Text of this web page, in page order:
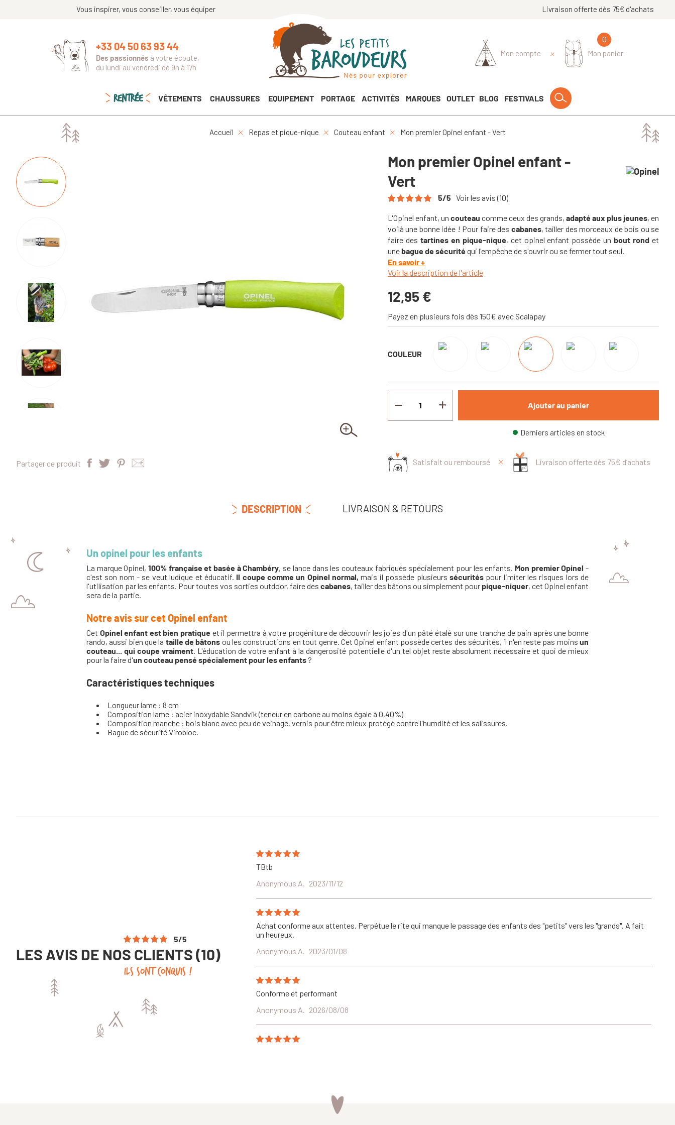
Vous inspirer, vous conseiller, vous équiper Livraison offerte dès 75€ d'achats
+33 04 50 63 93 44
Des passionnés à votre écoute,
du lundi au vendredi de 9h à 17h
Mon compte Mon panier
0
RENTRÉE VÊTEMENTS CHAUSSURES EQUIPEMENT PORTAGE ACTIVITÉS MARQUES OUTLET BLOG FESTIVALS
Accueil Repas et pique-nique Couteau enfant Mon premier Opinel enfant - Vert
Partager ce produit
Mon premier Opinel enfant -
Vert
5/5 Voir les avis(10)
L'Opinel enfant, un couteau comme ceux des grands, adapté aux plus jeunes, en
voilà une bonne idée ! Pour faire des cabanes, tailler des morceaux de bois ou se
faire des tartines en pique-nique, cet opinel enfant possède unbout rond et
unebague de sécuritéqui l'empêche de s'ouvrir ou se fermer tout seul.
En savoir +
Voir la description de l'article
12,95 €
Payez en plusieurs fois dès 150€ avec Scalapay
COULEUR
Ajouter au panier
Derniers articles en stock
Satisfait ou remboursé Livraison offerte dès 75€ d’achats
DESCRIPTION LIVRAISON & RETOURS
Un opinel pour les enfants
La marque Opinel,100% française et basée à Chambéry, se lance dans les couteaux fabriqués spécialement pour les enfants. Mon premier Opinel -
c'est son nom - se veut ludique et éducatif. Il coupe comme un Opinel normal, mais il possède plusieurs sécuritéspour limiter les risques lors de
l'utilisation par les enfants. Pour toutes vos sorties outdoor, faire des cabanes, tailler des bâtons ou simplement pour pique-niquer, cet Opinel enfant
sera de la partie.
Notre avis sur cet Opinel enfant
Cet Opinel enfant est bien pratique et il permettra à votre progéniture de découvrir les joies d'un pâté étalé sur une tranche de pain après une bonne
rando, aussi bien que la taille de bâtons ou les constructions en tout genre. Cet Opinel enfant possède certes des sécurités, il n'en reste pas moinsun
couteau... qui coupe vraiment. L'éducation de votre enfant à la dangerosité potentielle d'un tel objet reste absolument nécessaire et quoi de mieux
pour la faire d'un couteau pensé spécialement pour les enfants ?
Caractéristiques techniques
Longueur lame : 8 cm
Composition lame : acier inoxydable Sandvik (teneur en carbone au moins égale à 0,40%)
Composition manche : bois blanc avec peu de veinage, vernis pour être mieux protégé contre l'humdité et les salissures.
Bague de sécurité Virobloc.
5/5
LES AVIS DE NOS CLIENTS (10)
ILS SONT CONQUIS !
TBtb
Anonymous A. 2023/11/12
Achat conforme aux attentes. Perpétue le rite qui manque le passage des enfants des "petits" vers les "grands". A fait
un heureux.
Anonymous A. 2023/01/08
Conforme et performant
Anonymous A. 2026/08/08
Très bien. Enfants 8 et 10 ans ravis